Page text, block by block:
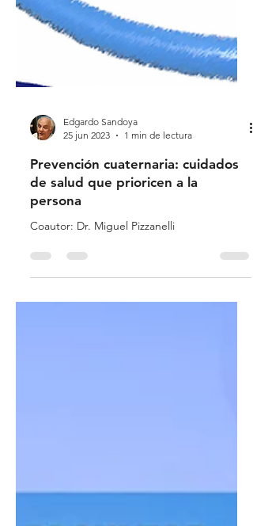
Edgardo Sandoya
25 jun 2023
Prevención cuaternaria: cuidados
de salud que prioricen a la